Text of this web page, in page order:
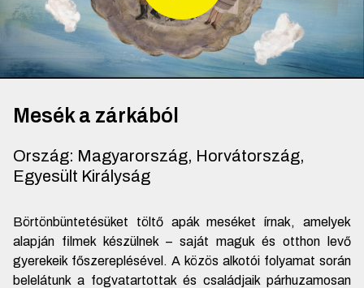
Mesék a zárkából
Ország: Magyarország, Horvátország,
Egyesült Királyság
Börtönbüntetésüket töltő apák meséket írnak, amelyek
alapján filmek készülnek – saját maguk és otthon levő
gyerekeik főszereplésével. A közös alkotói folyamat során
belelátunk a fogvatartottak és családjaik párhuzamosan